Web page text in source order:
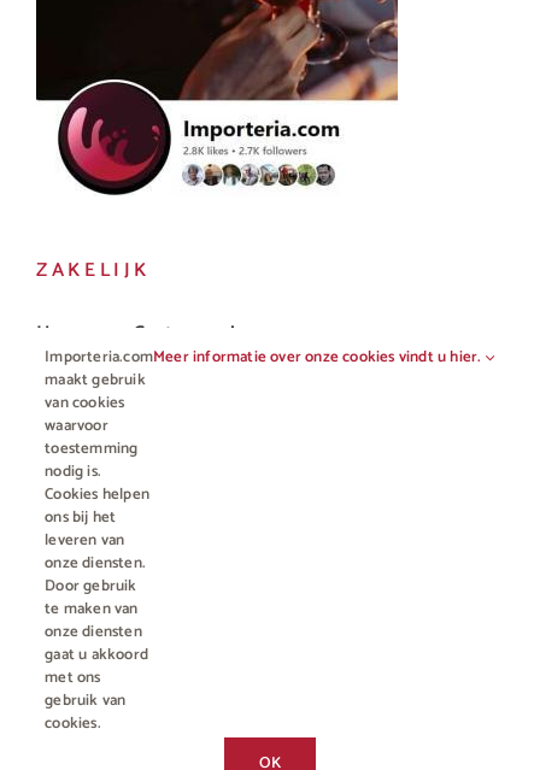
ZAKELIJK
Horeca en Gastronomie
Vakhandel
© Copyright 2012 - 2023 • All rights reserved |
Kamer van Koophandel nummer 76959066
BTW en excl. €4,95 verzendkosten voor orders minder dan €50
Geniet, maar drink met mate, geen 18? Geen alcohol.
Importeria.com
maakt gebruik
van cookies
waarvoor
toestemming
nodig is.
Cookies helpen
ons bij het
leveren van
onze diensten.
Door gebruik
te maken van
onze diensten
gaat u akkoord
met ons
gebruik van
cookies.
Meer informatie over onze cookies vindt u hier.
OK